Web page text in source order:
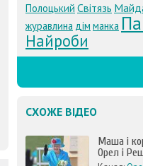
Полоцький Світязь
журавлина дім манка
Найроби
СХОЖЕ ВІДЕО
Маша і
Орел і